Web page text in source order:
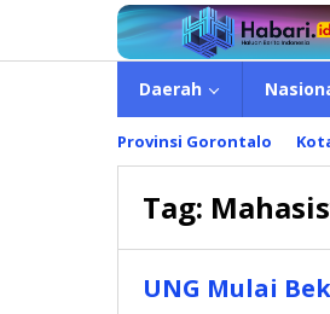
konten
Daerah
Provinsi Gorontalo
Tag:
UNG Mulai